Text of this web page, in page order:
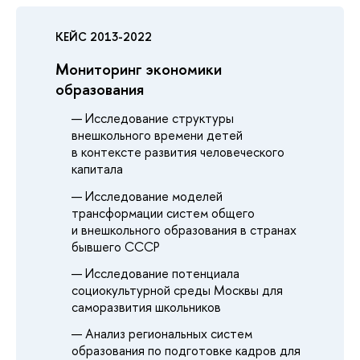
КЕЙС 2013-2022
Мониторинг экономики
образования
Исследование структуры
внешкольного времени детей
в контексте развития человеческого
капитала
Исследование моделей
трансформации систем общего
и внешкольного образования в странах
бывшего СССР
Исследование потенциала
социокультурной среды Москвы для
саморазвития школьников
Анализ региональных систем
образования по подготовке кадров для